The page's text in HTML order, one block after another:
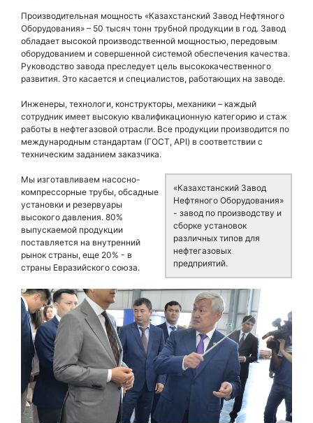
Производительная мощность «Казахстанский Завод Нефтяного
Оборудования» – 50 тысяч тонн трубной продукции в год. Завод
обладает высокой производственной мощностью, передовым
оборудованием и совершенной системой обеспечения качества.
Руководство завода преследует цель высококачественного
развития. Это касается и специалистов, работающих на заводе.
Инженеры, технологи, конструкторы, механики – каждый
сотрудник имеет высокую квалификационную категорию и стаж
работы в нефтегазовой отрасли. Все продукции производится по
международным стандартам (ГОСТ, API) в соответствии с
техническим заданием заказчика.
«Казахстанский Завод
Нефтяного Оборудования»
- завод по производству и
сборке установок
различных типов для
нефтегазовых
предприятий.
Мы изготавливаем насосно-
компрессорные трубы, обсадные
установки и резервуары
высокого давления. 80%
выпускаемой продукции
поставляется на внутренний
рынок страны, еще 20% - в
страны Евразийского союза.